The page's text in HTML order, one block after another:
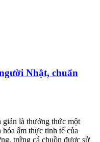
Nhật, chuẩn
giản là thưởng thức một
ẩm thực tinh tế của
trứng cá chuồn được sử